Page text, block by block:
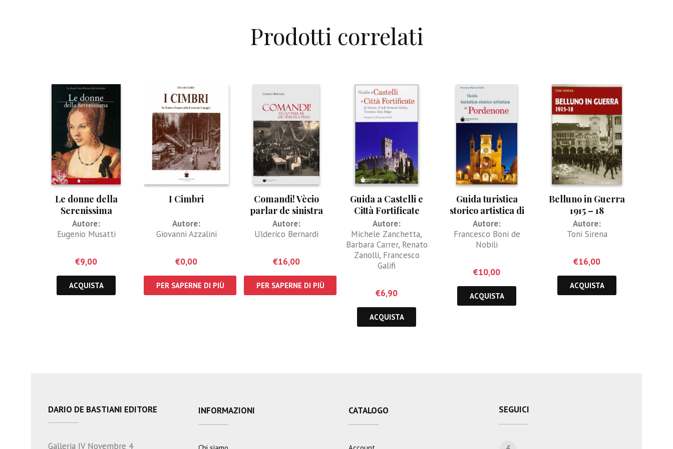
Prodotti correlati
Le donne della
Serenissima
Autore:
Eugenio Musatti
€9,00
ACQUISTA
I Cimbri
Autore:
Giovanni Azzalini
€0,00
PER SAPERNE DI PIÙ
Comandi! Vècio
parlar de sinistra
Piave
Autore:
Ulderico Bernardi
€16,00
PER SAPERNE DI PIÙ
Guida a Castelli e
Città Fortificate
Autore:
Michele Zanchetta,
Barbara Carrer, Renato
Zanolli, Francesco
Galifi
€6,90
ACQUISTA
Guida turistica
storico artistica di
Pordenone
Autore:
Francesco Boni de
Nobili
€10,00
ACQUISTA
Belluno in Guerra
1915 – 18
Autore:
Toni Sirena
€16,00
ACQUISTA
DARIO DE BASTIANI EDITORE
Galleria IV Novembre 4
INFORMAZIONI CATALOGO SEGUICI